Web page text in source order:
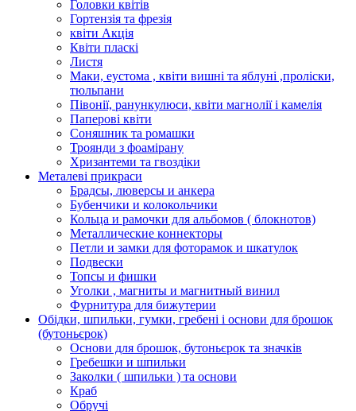
Головки квітів
Гортензія та фрезія
квіти Акція
Квіти пласкі
Листя
Маки, еустома , квіти вишні та яблуні ,проліски,
тюльпани
Півонії, ранункулюси, квіти магнолії і камелія
Паперові квіти
Соняшник та ромашки
Троянди з фоамірану
Хризантеми та гвоздіки
Металеві прикраси
Брадсы, люверсы и анкера
Бубенчики и колокольчики
Кольца и рамочки для альбомов ( блокнотов)
Металлические коннекторы
Петли и замки для фоторамок и шкатулок
Подвески
Топсы и фишки
Уголки , магниты и магнитный винил
Фурнитура для бижутерии
Обідки, шпильки, гумки, гребені і основи для брошок
(бутоньєрок)
Основи для брошок, бутоньєрок та значків
Гребешки и шпильки
Заколки ( шпильки ) та основи
Краб
Обручі